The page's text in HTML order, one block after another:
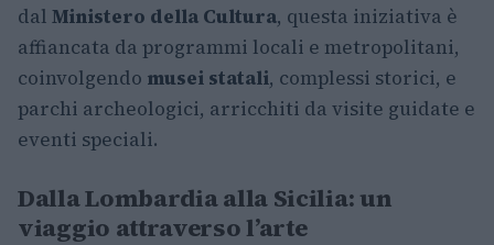
dal Ministero della Cultura, questa iniziativa è
affiancata da programmi locali e metropolitani,
coinvolgendo musei statali, complessi storici, e
parchi archeologici, arricchiti da visite guidate e
eventi speciali.
Dalla Lombardia alla Sicilia: un
viaggio attraverso l’arte